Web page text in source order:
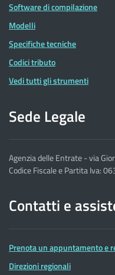
Software di compilazione
Modelli
Specifiche tecniche
Codici tributo
Vedi tutti gli strumenti
Sede Legale
Agenzia delle Entrate - via
Codice Fiscale e Partita Iva:
Contatti e
Prenota un appuntamento e
Direzioni regionali